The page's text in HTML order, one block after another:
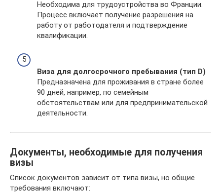
Необходима для трудоустройства во Франции.
Процесс включает получение разрешения на
работу от работодателя и подтверждение
квалификации.
Виза для долгосрочного пребывания (тип D)
Предназначена для проживания в стране более
90 дней, например, по семейным
обстоятельствам или для предпринимательской
деятельности.
Документы, необходимые для получения
визы
Список документов зависит от типа визы, но общие
требования включают: